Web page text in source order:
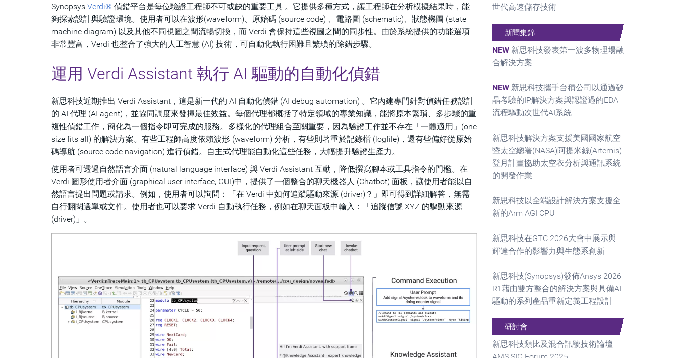
Synopsys Verdi® 偵錯平台是每位驗證工程師不可或缺的重要工具 。它提供多種方式，讓工程師在分析模擬結果時，能
夠探索設計與驗證環境。使用者可以在波形(waveform)、原始碼 (source code) 、電路圖 (schematic)、狀態機圖 (state
machine diagram) 以及其他不同視圖之間流暢切換，而 Verdi 會保持這些視圖之間的同步性。由於系統提供的功能選項
非常豐富，Verdi 也整合了強大的人工智慧 (AI) 技術，可自動化執行困難且繁瑣的除錯步驟。
運用 Verdi Assistant 執行 AI 驅動的自動化偵錯
新思科技近期推出 Verdi Assistant，這是新一代的 AI 自動化偵錯 (AI debug automation) 。它內建專門針對偵錯任務設計
的 AI 代理 (AI agent)，並協同調度來發揮最佳效益。每個代理都概括了特定領域的專業知識，能將原本繁瑣、多步驟的重
複性偵錯工作，簡化為一個指令即可完成的服務。多樣化的代理組合至關重要，因為驗證工作並不存在「一體適用」(one
size fits all) 的解決方案。有些工程師高度依賴波形 (waveform) 分析，有些則著重於記錄檔 (logfile)，還有些偏好從原始
碼導航 (source code navigation) 進行偵錯。自主式代理能自動化這些任務，大幅提升驗證生產力。
使用者可透過自然語言介面 (natural language interface) 與 Verdi Assistant 互動，降低撰寫腳本或工具指令的門檻。在
Verdi 圖形使用者介面 (graphical user interface, GUI)中，提供了一個整合的聊天機器人 (Chatbot) 面板，讓使用者能以自
然語言提出問題或請求。例如，使用者可以詢問：「在 Verdi 中如何追蹤驅動來源 (driver)？」即可得到詳細解答，無需
自行翻閱選單或文件。使用者也可以要求 Verdi 自動執行任務，例如在聊天面板中輸入：「追蹤信號 XYZ 的驅動來源
(driver)」。
世代高速儲存技術
新聞集錦
NEW 新思科技發表第一波多物理場融
合解決方案
NEW 新思科技攜手台積公司以通過矽
晶考驗的IP解決方案與認證過的EDA
流程驅動次世代AI系統
新思科技解決方案支援美國國家航空
暨太空總署(NASA)阿提米絲(Artemis)
登月計畫協助太空衣分析與通訊系統
的開發作業
新思科技以全端設計解決方案支援全
新的Arm AGI CPU
新思科技在GTC 2026大會中展示與
輝達合作的影響力與生態系創新
新思科技(Synopsys)發佈Ansys 2026
R1藉由雙方整合的解決方案與具備AI
驅動的系列產品重新定義工程設計
研討會
新思科技類比及混合訊號技術論壇